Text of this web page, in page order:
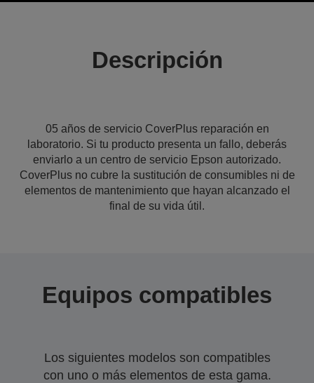
Descripción
05 años de servicio CoverPlus reparación en
laboratorio. Si tu producto presenta un fallo, deberás
enviarlo a un centro de servicio Epson autorizado.
CoverPlus no cubre la sustitución de consumibles ni de
elementos de mantenimiento que hayan alcanzado el
final de su vida útil.
Equipos compatibles
Los siguientes modelos son compatibles
con uno o más elementos de esta gama.